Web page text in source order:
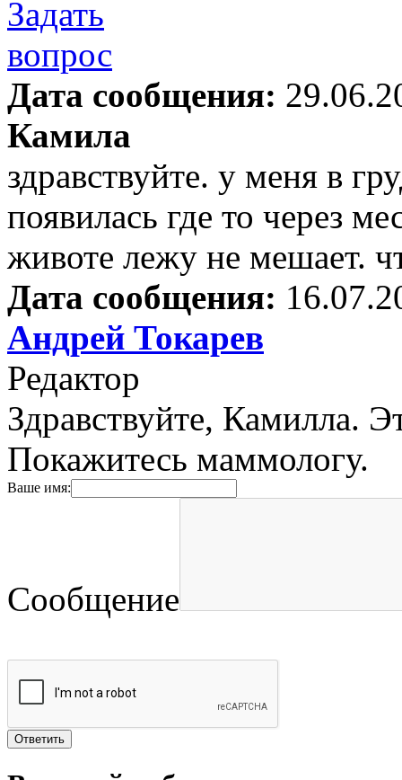
Дата сообщения:
Камила
здравствуйте. у меня в
появилась где то через
животе лежу не мешает.
Дата сообщения:
Андрей Токарев
Редактор
Здравствуйте, Камилла.
Покажитесь маммологу.
Ваше имя:
Сообщение